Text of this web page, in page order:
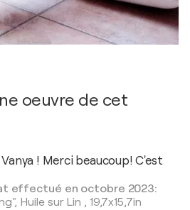
oeuvre de cet
! Merci beaucoup! C'est
effectué en octobre 2023:
Huile sur Lin , 19,7x15,7in